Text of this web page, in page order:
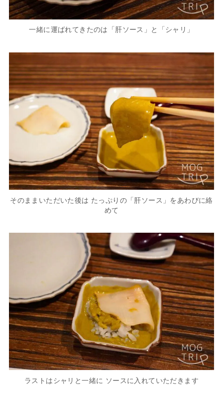
一緒に運ばれてきたのは「肝ソース」と「シャリ」
そのままいただいた後は たっぷりの「肝ソース」をあわびに絡
めて
ラストはシャリと一緒に ソースに入れていただきます